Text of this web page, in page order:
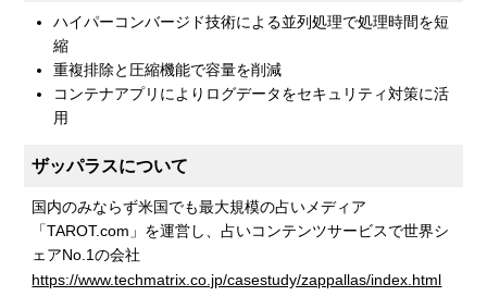
ハイパーコンバージド技術による並列処理で処理時間を短
縮
重複排除と圧縮機能で容量を削減
コンテナアプリによりログデータをセキュリティ対策に活
用
ザッパラスについて
国内のみならず米国でも最大規模の占いメディア
「TAROT.com」を運営し、占いコンテンツサービスで世界シ
ェアNo.1の会社
https://www.techmatrix.co.jp/casestudy/zappallas/index.html